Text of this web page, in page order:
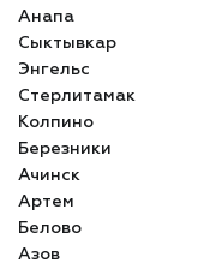
Анапа
Сыктывкар
Энгельс
Стерлитамак
Колпино
Березники
Ачинск
Артем
Белово
Азов